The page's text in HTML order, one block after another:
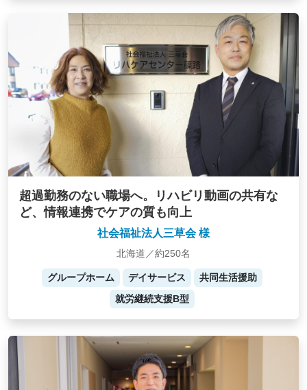
超過勤務のない職場へ。リハビリ動画の共有な
ど、情報連携でケアの質も向上
社会福祉法人三草会 様
北海道／約250名
グループホーム デイサービス
共同生活援助
就労継続支援B型